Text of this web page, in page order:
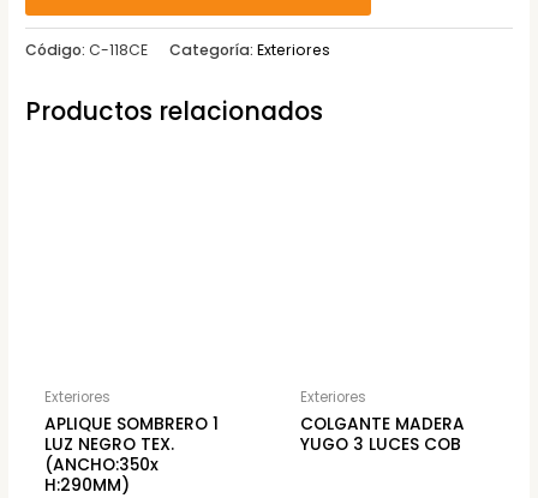
Código:C-118CE Categoría:Exteriores
Productos relacionados
Exteriores
APLIQUE SOMBRERO 1
LUZ NEGRO TEX.
(ANCHO:350x
H:290MM)
Exteriores
COLGANTE MADERA
YUGO 3 LUCES COB